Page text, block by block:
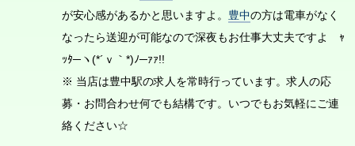
が安心感があるかと思いますよ。 豊中の方は電車がなく
なったら送迎が可能なので深夜もお仕事大丈夫ですよ ｬ
ｯﾀ─ヽ(*´ｖ｀*)ﾉ─ｧｧ!!
※ 当店は豊中駅の求人を常時行っています。求人の応
募・お問合わせ何でも結構です。いつでもお気軽にご連
絡ください☆